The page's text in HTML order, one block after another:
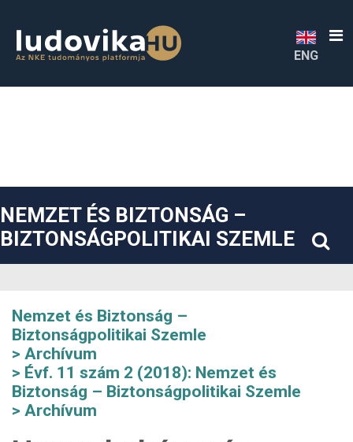
##plugins.themes.bootstrap3.accessible_menu.sidebar##
ENG
NEMZET ÉS BIZTONSÁG –
BIZTONSÁGPOLITIKAI SZEMLE
Nemzet és Biztonság –
Biztonságpolitikai Szemle
Archívum
Évf. 11 szám 2 (2018): Nemzet és
Biztonság – Biztonságpolitikai Szemle
Archívum